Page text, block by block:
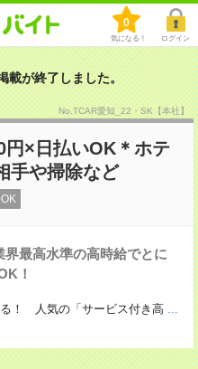
0
気になる！ ログイン
載が終了しました。
No.TCAR愛知_22・SK【本社】
円×日払いOK＊ホテ
手や掃除など
最高水準の高時給でとに
！
！ 人気の「サービス付き高 ...